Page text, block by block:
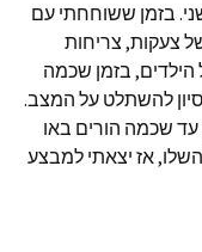
בזמן ששוחחתי עם
צעקות, צריחות
בזמן שכמה
להשתלט על המצב.
עד שכמה הורים באו
אז יצאתי למבצע
לילדים לעבור מסכסוך